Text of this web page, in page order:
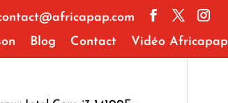
Blog Contact Vidéo Africapap